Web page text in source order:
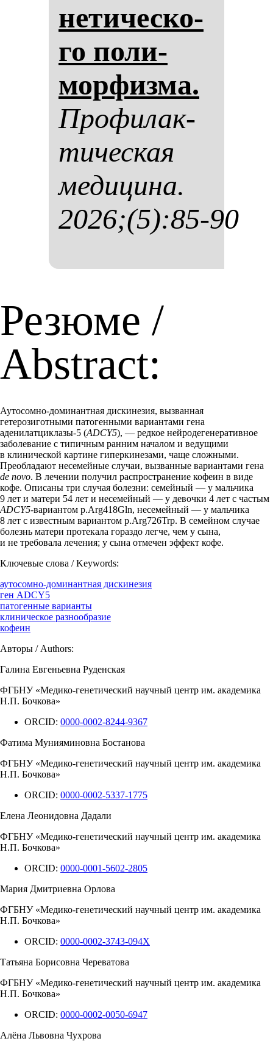
не­ти­чес­ко­
го по­ли­
мор­физ­ма.
Про­фи­лак­
ти­чес­кая
ме­ди­ци­на.
2026;(5):85-90
Резюме /
Abstract:
Аутосомно-доминантная дискинезия, вызванная
гетерозиготными патогенными вариантами гена
аденилатциклазы-5 (ADCY5), — редкое нейродегенеративное
заболевание с типичным ранним началом и ведущими
в клинической картине гиперкинезами, чаще сложными.
Преобладают несемейные случаи, вызванные вариантами гена
de novo. В лечении получил распространение кофеин в виде
кофе. Описаны три случая болезни: семейный — у мальчика
9 лет и матери 54 лет и несемейный — у девочки 4 лет с частым
ADCY5-вариантом p.Arg418Gln, несемейный — у мальчика
8 лет с известным вариантом p.Arg726Trp. В семейном случае
болезнь матери протекала гораздо легче, чем у сына,
и не требовала лечения; у сына отмечен эффект кофе.
Ключевые слова / Keywords:
аутосомно-доминантная дискинезия
ген ADCY5
патогенные варианты
клиническое разнообразие
кофеин
Авторы / Authors:
Галина Евгеньевна Руденская
ФГБНУ «Медико-генетический научный центр им. академика
Н.П. Бочкова»
ORCID: 0000-0002-8244-9367
Фатима Мунияминовна Бостанова
ФГБНУ «Медико-генетический научный центр им. академика
Н.П. Бочкова»
ORCID: 0000-0002-5337-1775
Елена Леонидовна Дадали
ФГБНУ «Медико-генетический научный центр им. академика
Н.П. Бочкова»
ORCID: 0000-0001-5602-2805
Мария Дмитриевна Орлова
ФГБНУ «Медико-генетический научный центр им. академика
Н.П. Бочкова»
ORCID: 0000-0002-3743-094X
Татьяна Борисовна Череватова
ФГБНУ «Медико-генетический научный центр им. академика
Н.П. Бочкова»
ORCID: 0000-0002-0050-6947
Алёна Львовна Чухрова